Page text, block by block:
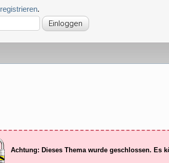
registrieren.
Achtung: Dieses Thema wurde geschlossen. Es